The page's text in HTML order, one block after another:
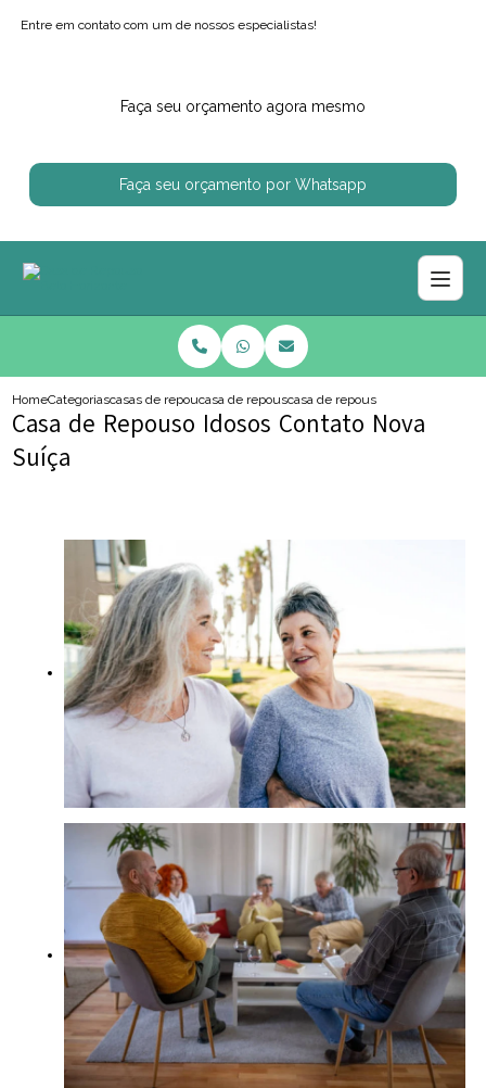
Entre em contato com um de nossos especialistas!
Faça seu orçamento agora mesmo
Faça seu orçamento por Whatsapp
HomeCategoriascasas de repousocasa de repouso regiao centro sul
casa de repouso idosos contato
Casa de Repouso Idosos Contato Nova
Suíça